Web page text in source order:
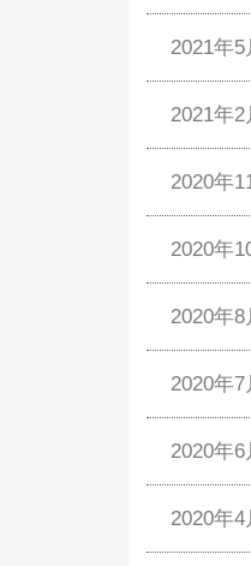
2021年5
2021年2
2020年
2020年
2020年8
2020年7
2020年6
2020年4